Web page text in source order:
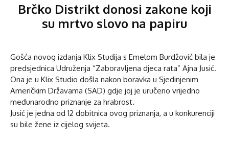
Brčko Distrikt donosi zakone koji
su mrtvo slovo na papiru
Gošća novog izdanja Klix Studija s Emelom Burdžović bila je
predsjednica Udruženja “Zaboravljena djeca rata” Ajna Jusić.
Ona je u Klix Studio došla nakon boravka u Sjedinjenim
Američkim Državama (SAD) gdje joj je uručeno vrijedno
međunarodno priznanje za hrabrost.
Jusić je jedna od 12 dobitnica ovog priznanja, a u konkurenciji
su bile žene iz cijelog svijeta.